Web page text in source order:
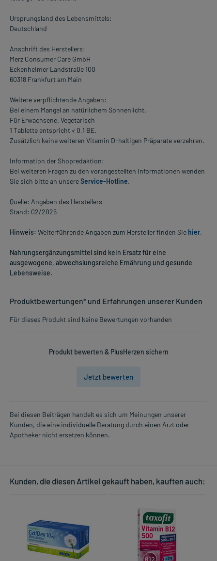
Ursprungsland des Lebensmittels:
Deutschland
Anschrift des Herstellers:
Merz Consumer Care GmbH
Eckenheimer Landstraße 100
60318 Frankfurt am Main
Weitere verpflichtende Angaben:
Bei einem Mangel an natürlichem Sonnenlicht.
Für Erwachsene. Vegetarisch
1 Tablette entspricht < 0,1 BE.
Zusätzlich keine weiteren Vitamin D-haltigen Präparate verzehren.
Information der Shopredaktion:
Bei weiteren Fragen zu den vorangestellten Informationen wenden
Sie sich bitte an unsereService-Hotline.
Quelle: Angaben des Herstellers
Stand: 02/2025
Hinweis: Weiterführende Angaben zum Hersteller finden Sie hier.
Nahrungsergänzungsmittel sind kein Ersatz für eine
ausgewogene, abwechslungsreiche Ernährung und gesunde
Lebensweise.
Produktbewertungen* und Erfahrungen unserer Kunden
Für dieses Produkt sind keine Bewertungen vorhanden
Produkt bewerten & PlusHerzen sichern
Jetzt bewerten
Bei diesen Beiträgen handelt es sich um Meinungen unserer
Kunden, die eine individuelle Beratung durch einen Arzt oder
Apotheker nicht ersetzen können.
Kunden, die diesen Artikel gekauft haben, kauften auch: